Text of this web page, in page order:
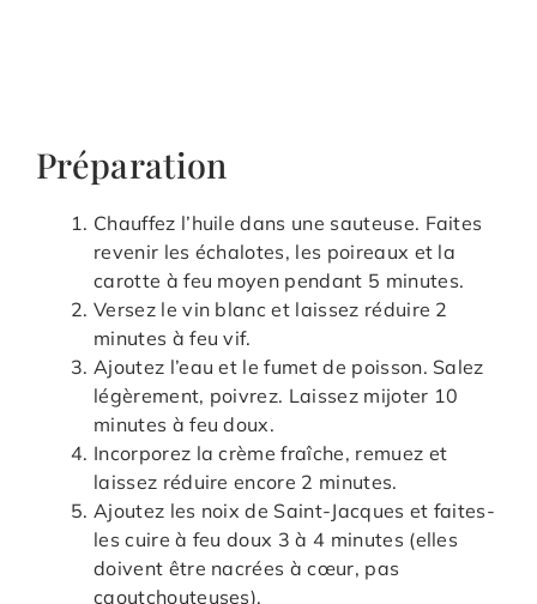
Préparation
Chauffez l’huile dans une sauteuse. Faites
revenir les échalotes, les poireaux et la
carotte à feu moyen pendant 5 minutes.
Versez le vin blanc et laissez réduire 2
minutes à feu vif.
Ajoutez l’eau et le fumet de poisson. Salez
légèrement, poivrez. Laissez mijoter 10
minutes à feu doux.
Incorporez la crème fraîche, remuez et
laissez réduire encore 2 minutes.
Ajoutez les noix de Saint-Jacques et faites-
les cuire à feu doux 3 à 4 minutes (elles
doivent être nacrées à cœur, pas
caoutchouteuses).